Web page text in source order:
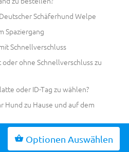
Optionen Auswählen
Schäferhund Welpe
Spaziergang
Schnellverschluss
ohne Schnellverschluss zu
oder ID-Tag zu wählen?
Hund zu Hause und auf dem
oder verchromtem